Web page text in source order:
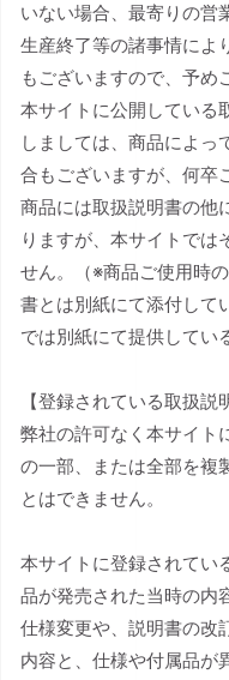
いない場合、最寄りの営
生産終了等の諸事情によ
もございますので、予め
本サイトに公開している
しましては、商品によっ
合もございますが、何卒
商品には取扱説明書の他
りますが、本サイトでは
せん。（※商品ご使用時
書とは別紙にて添付して
では別紙にて提供してい
【登録されている取扱説
弊社の許可なく本サイト
の一部、または全部を複
とはできません。
本サイトに登録されてい
品が発売された当時の内
仕様変更や、説明書の改
内容と、仕様や付属品が